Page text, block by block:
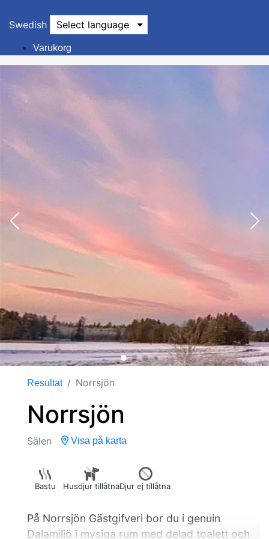
Swedish Select language
Varukorg
Resultat Norrsjön
Norrsjön
Sälen Visa på karta
Bastu Husdjur tillåtnaDjur ej tillåtna
På Norrsjön Gästgifveri bor du i genuin
Dalamiljö i mysiga rum med delad toalett och